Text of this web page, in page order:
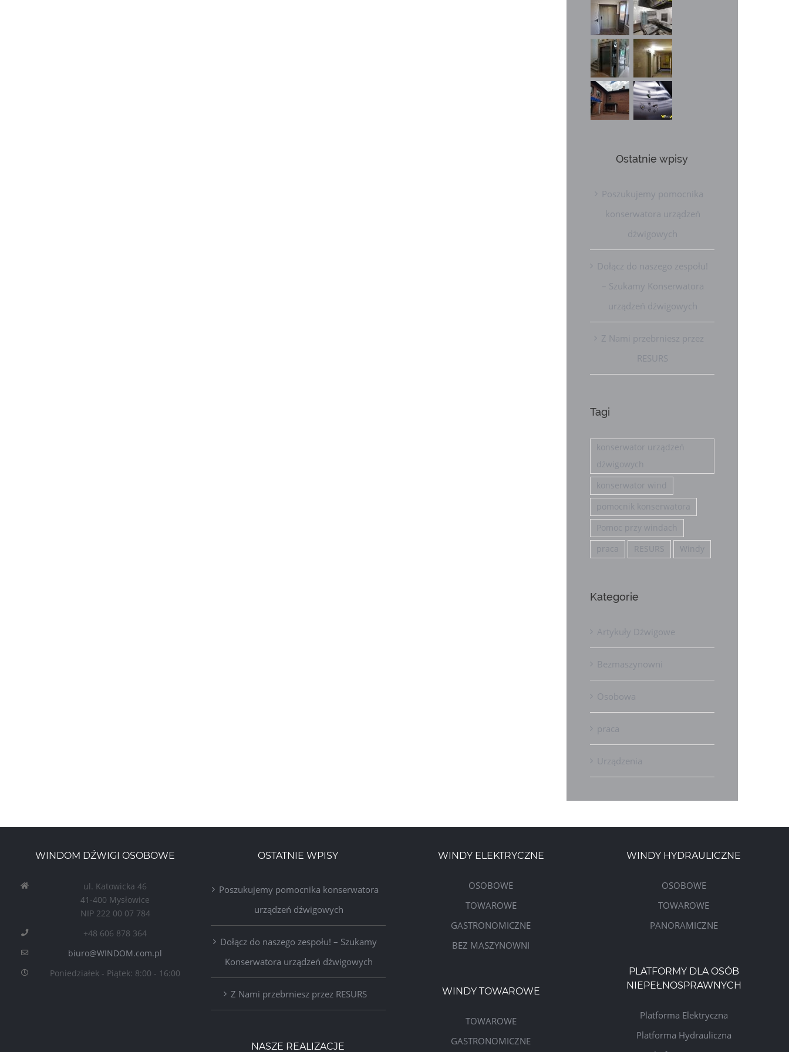
Ostatnie wpisy
Poszukujemy pomocnika
konserwatora urządzeń
dźwigowych
Dołącz do naszego zespołu!
– Szukamy Konserwatora
urządzeń dźwigowych
Z Nami przebrniesz przez
RESURS
Tagi
konserwator urządzeń
dźwigowych
konserwator wind
pomocnik konserwatora
Pomoc przy windach
praca
RESURS Windy
Kategorie
Artykuły Dźwigowe
Bezmaszynowni
Osobowa
praca
Urządzenia
WINDOM DŹWIGI OSOBOWE
ul. Katowicka 46
41-400 Mysłowice
NIP 222 00 07 784
+48 606 878 364
biuro@WINDOM.com.pl
Poniedziałek - Piątek: 8:00 - 16:00
OSTATNIE WPISY
Poszukujemy pomocnika konserwatora
urządzeń dźwigowych
Dołącz do naszego zespołu! – Szukamy
Konserwatora urządzeń dźwigowych
Z Nami przebrniesz przez RESURS
NASZE REALIZACJE
WINDY ELEKTRYCZNE
OSOBOWE
TOWAROWE
GASTRONOMICZNE
BEZ MASZYNOWNI
WINDY TOWAROWE
TOWAROWE
GASTRONOMICZNE
WINDY HYDRAULICZNE
OSOBOWE
TOWAROWE
PANORAMICZNE
PLATFORMY DLA OSÓB
NIEPEŁNOSPRAWNYCH
Platforma Elektryczna
Platforma Hydrauliczna